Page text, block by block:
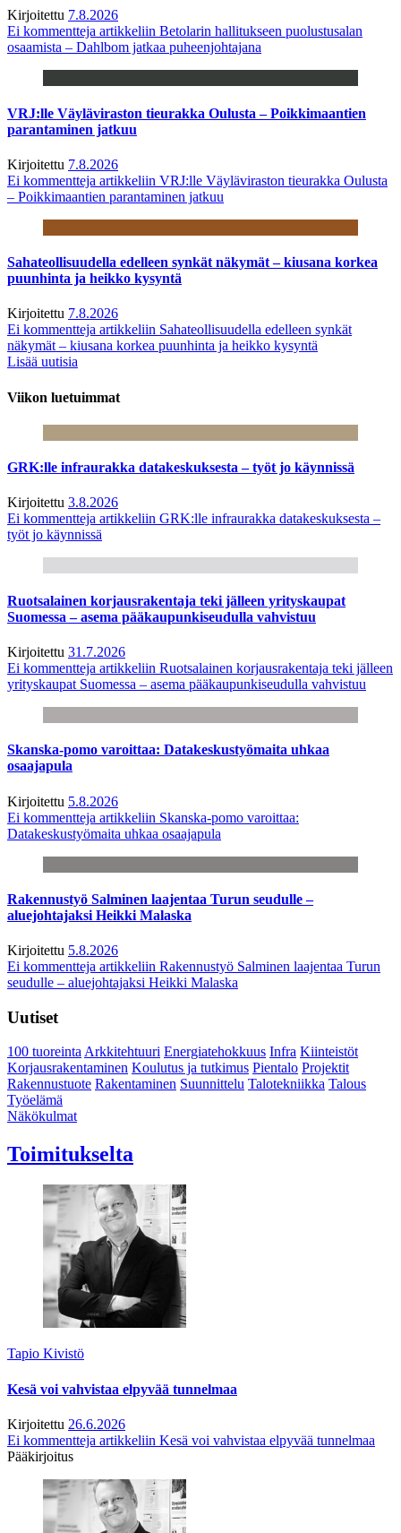
Kirjoitettu 7.8.2026
Ei kommentteja artikkeliin Betolarin hallitukseen puolustusalan
osaamista – Dahlbom jatkaa puheenjohtajana
VRJ:lle Väyläviraston tieurakka Oulusta – Poikkimaantien
parantaminen jatkuu
Kirjoitettu 7.8.2026
Ei kommentteja artikkeliin VRJ:lle Väyläviraston tieurakka Oulusta
– Poikkimaantien parantaminen jatkuu
Sahateollisuudella edelleen synkät näkymät – kiusana korkea
puunhinta ja heikko kysyntä
Kirjoitettu 7.8.2026
Ei kommentteja artikkeliin Sahateollisuudella edelleen synkät
näkymät – kiusana korkea puunhinta ja heikko kysyntä
Lisää uutisia
Viikon luetuimmat
GRK:lle infraurakka datakeskuksesta – työt jo käynnissä
Kirjoitettu 3.8.2026
Ei kommentteja artikkeliin GRK:lle infraurakka datakeskuksesta –
työt jo käynnissä
Ruotsalainen korjausrakentaja teki jälleen yrityskaupat
Suomessa – asema pääkaupunkiseudulla vahvistuu
Kirjoitettu 31.7.2026
Ei kommentteja artikkeliin Ruotsalainen korjausrakentaja teki jälleen
yrityskaupat Suomessa – asema pääkaupunkiseudulla vahvistuu
Skanska-pomo varoittaa: Datakeskustyömaita uhkaa
osaajapula
Kirjoitettu 5.8.2026
Ei kommentteja artikkeliin Skanska-pomo varoittaa:
Datakeskustyömaita uhkaa osaajapula
Rakennustyö Salminen laajentaa Turun seudulle –
aluejohtajaksi Heikki Malaska
Kirjoitettu 5.8.2026
Ei kommentteja artikkeliin Rakennustyö Salminen laajentaa Turun
seudulle – aluejohtajaksi Heikki Malaska
Uutiset
100 tuoreintaArkkitehtuuri Energiatehokkuus Infra Kiinteistöt
Korjausrakentaminen Koulutus ja tutkimus Pientalo Projektit
Rakennustuote Rakentaminen Suunnittelu Talotekniikka Talous
Työelämä
Näkökulmat
Toimitukselta
Tapio Kivistö
Kesä voi vahvistaa elpyvää tunnelmaa
Kirjoitettu 26.6.2026
Ei kommentteja artikkeliin Kesä voi vahvistaa elpyvää tunnelmaa
Pääkirjoitus